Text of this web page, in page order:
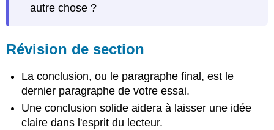
autre chose ?
Révision de section
La conclusion, ou le paragraphe final, est le
dernier paragraphe de votre essai.
Une conclusion solide aidera à laisser une idée
claire dans l'esprit du lecteur.